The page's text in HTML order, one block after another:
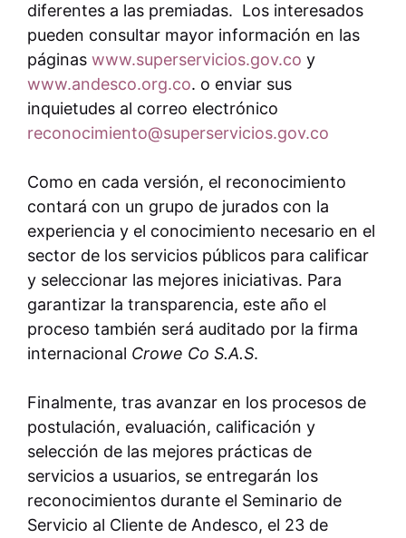
diferentes a las premiadas. Los interesados
pueden consultar mayor información en las
páginas www.superservicios.gov.co y
www.andesco.org.co. o enviar sus
inquietudes al correo electrónico
reconocimiento@superservicios.gov.co
Como en cada versión, el reconocimiento
contará con un grupo de jurados con la
experiencia y el conocimiento necesario en el
sector de los servicios públicos para calificar
y seleccionar las mejores iniciativas. Para
garantizar la transparencia, este año el
proceso también será auditado por la firma
internacional Crowe Co S.A.S.
Finalmente, tras avanzar en los procesos de
postulación, evaluación, calificación y
selección de las mejores prácticas de
servicios a usuarios, se entregarán los
reconocimientos durante el Seminario de
Servicio al Cliente de Andesco, el 23 de